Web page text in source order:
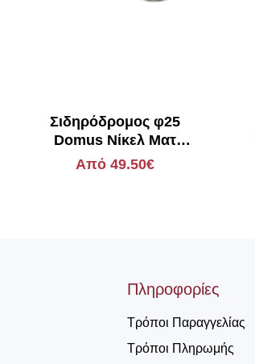
Σιδηρόδρομος φ25
Domus Νίκελ Ματ
Ριγωτό
Από 49.50€
Πληροφορίες
Τρόποι Παραγγελίας
Τρόποι Πληρωμής